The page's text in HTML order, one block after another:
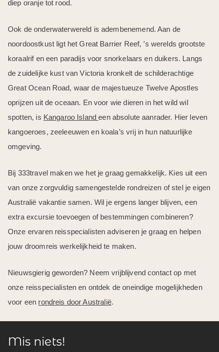
diep oranje tot rood.
Ook de onderwaterwereld is adembenemend. Aan de
noordoostkust ligt het Great Barrier Reef, ’s werelds grootste
koraalrif en een paradijs voor snorkelaars en duikers. Langs
de zuidelijke kust van Victoria kronkelt de schilderachtige
Great Ocean Road, waar de majestueuze Twelve Apostles
oprijzen uit de oceaan. En voor wie dieren in het wild wil
spotten, is Kangaroo Islandeen absolute aanrader. Hier leven
kangoeroes, zeeleeuwen en koala’s vrij in hun natuurlijke
omgeving.
Bij 333travel maken we het je graag gemakkelijk. Kies uit een
van onze zorgvuldig samengestelde rondreizen of stel je eigen
Australië vakantie samen. Wil je ergens langer blijven, een
extra excursie toevoegen of bestemmingen combineren?
Onze ervaren reisspecialisten adviseren je graag en helpen
jouw droomreis werkelijkheid te maken.
Nieuwsgierig geworden? Neem vrijblijvend contact op met
onze reisspecialisten en ontdek de oneindige mogelijkheden
voor een rondreis door Australië.
Mis niets!